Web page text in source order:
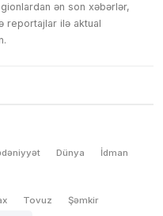
ən son xəbərlər,
reportajlar ilə aktual
Dünya İdman
Tovuz Şəmkir